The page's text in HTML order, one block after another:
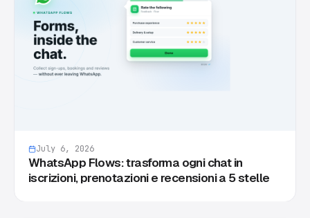
July 6, 2026
WhatsApp Flows: trasforma ogni chat in
iscrizioni, prenotazioni e recensioni a 5 stelle